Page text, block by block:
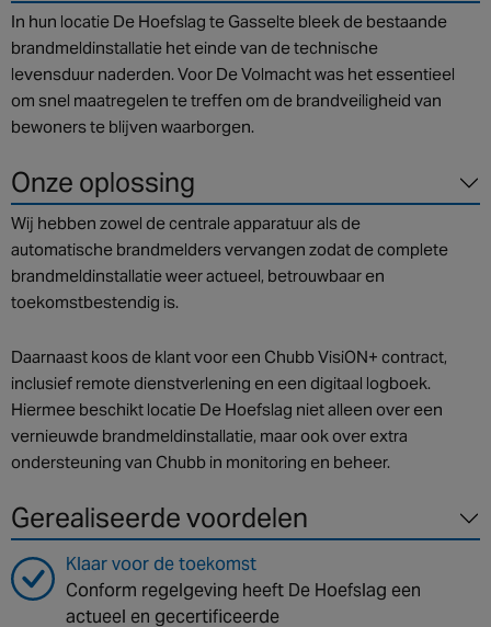
In hun locatie De Hoefslag te Gasselte bleek de bestaande
brandmeldinstallatie het einde van de technische
levensduur naderden. Voor De Volmacht was het essentieel
om snel maatregelen te treffen om de brandveiligheid van
bewoners te blijven waarborgen.
Onze oplossing
Wij hebben zowel de centrale apparatuur als de
automatische brandmelders vervangen zodat de complete
brandmeldinstallatie weer actueel, betrouwbaar en
toekomstbestendig is.
Daarnaast koos de klant voor een Chubb VisiON+ contract,
inclusief remote dienstverlening en een digitaal logboek.
Hiermee beschikt locatie De Hoefslag niet alleen over een
vernieuwde brandmeldinstallatie, maar ook over extra
ondersteuning van Chubb in monitoring en beheer.
Gerealiseerde voordelen
Klaar voor de toekomst
Conform regelgeving heeft De Hoefslag een
actueel en gecertificeerde